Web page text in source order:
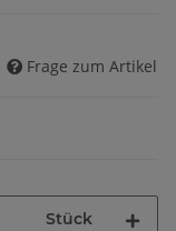
Frage zum Artikel
Stück